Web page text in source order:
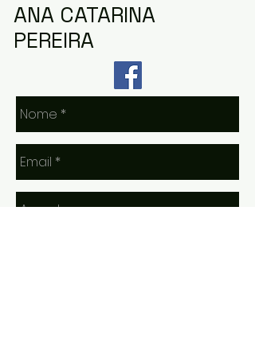
ANA CATARINA
PEREIRA